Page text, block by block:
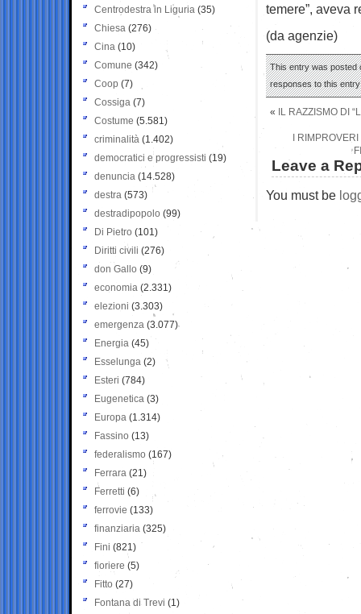
temere”, aveva
(da agenzie)
This entry was posted
responses to this
« IL RAZZISMO DI
I
Leave a
You must be
Centrodestra in Liguria (35)
Chiesa (276)
Cina (10)
Comune (342)
Coop (7)
Cossiga (7)
Costume (5.581)
criminalità (1.402)
democratici e progressisti (19)
denuncia (14.528)
destra (573)
destradipopolo (99)
Di Pietro (101)
Diritti civili (276)
don Gallo (9)
economia (2.331)
elezioni (3.303)
emergenza (3.077)
Energia (45)
Esselunga (2)
Esteri (784)
Eugenetica (3)
Europa (1.314)
Fassino (13)
federalismo (167)
Ferrara (21)
Ferretti (6)
ferrovie (133)
finanziaria (325)
Fini (821)
fioriere (5)
Fitto (27)
Fontana di Trevi (1)